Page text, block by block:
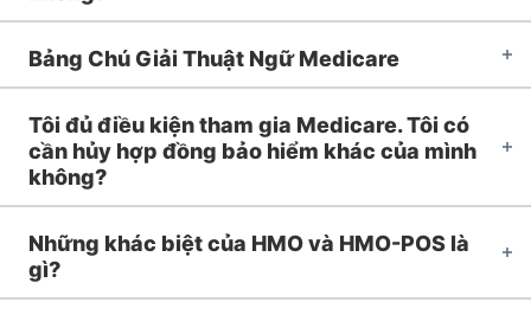
Bảng Chú Giải Thuật Ngữ Medicare
Tôi đủ điều kiện tham gia Medicare. Tôi có
cần hủy hợp đồng bảo hiểm khác của mình
không?
Những khác biệt của HMO và HMO-POS là
gì?